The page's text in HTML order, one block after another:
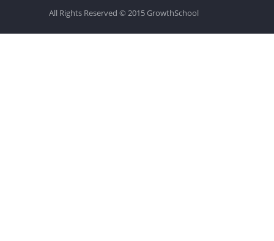
All Rights Reserved © 2015 GrowthSchool